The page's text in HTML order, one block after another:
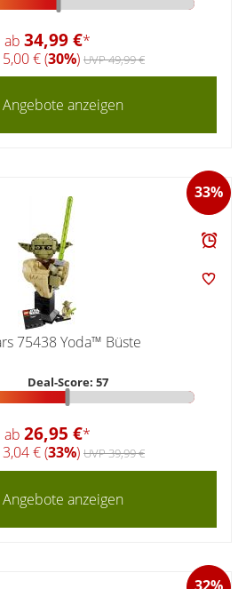
ab 34,99 €*
€ (30%) UVP 49,99 €
anzeigen
33%
75438 Yoda™ Büste
Deal-Score: 57
ab 26,95 €*
€ (33%) UVP 39,99 €
anzeigen